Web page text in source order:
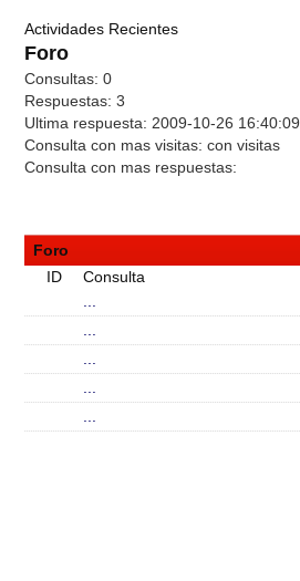
Actividades Recientes
Foro
Consultas: 0
Respuestas: 3
Ultima respuesta: 2009-10-26 16:40:09
Consulta con mas visitas: con visitas
Consulta con mas respuestas:
Foro
ID
Consulta